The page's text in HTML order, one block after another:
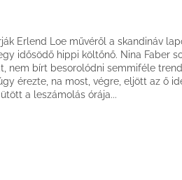
Erlend Loe művéről a skandináv
idősödő hippi költőnő. Nina Faber
nem bírt besorolódni semmiféle
érezte, na most, végre, eljött az ő
a leszámolás órája...